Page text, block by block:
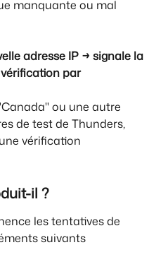
manquante ou mal
adresse IP → signale la
par
ou une autre
de test de Thunders,
vérification
il ?
les tentatives de
suivants